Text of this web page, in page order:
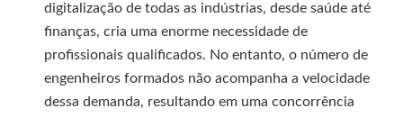
digitalização de todas as indústrias, desde saúde até
finanças, cria uma enorme necessidade de
profissionais qualificados. No entanto, o número de
engenheiros formados não acompanha a velocidade
dessa demanda, resultando em uma concorrência